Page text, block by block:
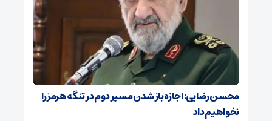
محسن رضایی: اجازه باز شدن مسیر دوم در تنگه هرمز را
نخواهیم داد